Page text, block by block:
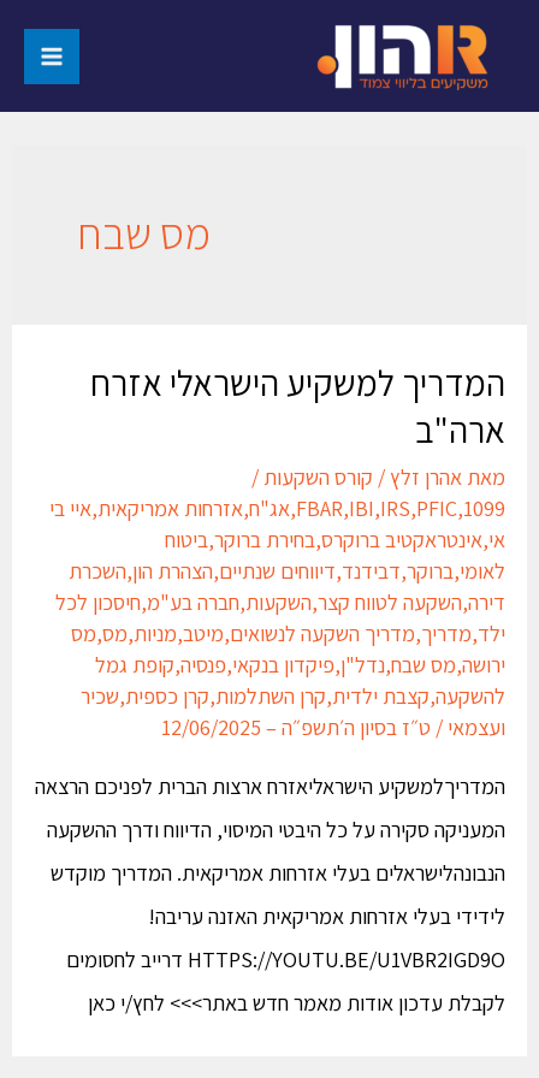
מס שבח
המדריך למשקיע הישראלי אזרח
ארה"ב
מאתאהרן זלץ/קורס השקעות/
1099
,
FBAR,IBI,IRS,PFIC
,אג"ח,אזרחות אמריקאית,איי בי
אי,אינטראקטיב ברוקרס,בחירת ברוקר,ביטוח
לאומי,ברוקר,דבידנד,דיווחים שנתיים,הצהרת הון,השכרת
דירה,השקעה לטווח קצר,השקעות,חברה בע"מ,חיסכון לכל
ילד,מדריך,מדריך השקעה לנשואים,מיטב,מניות,מס,מס
ירושה,מס שבח,נדל"ן,פיקדון בנקאי,פנסיה,קופת גמל
להשקעה,קצבת ילדית,קרן השתלמות,קרן כספית,שכיר
ועצמאי/ט״ז בסיון ה׳תשפ״ה – 12/06/2025
המדריךלמשקיע הישראליאזרח ארצות הברית לפניכם הרצאה
המעניקה סקירה על כל היבטי המיסוי, הדיווח ודרך ההשקעה
הנבונהלישראלים בעלי אזרחות אמריקאית. המדריך מוקדש
לידידי בעלי אזרחות אמריקאית האזנה עריבה!
HTTPS://YOUTU.BE/U1VBR2IGD9O דרייב לחסומים
לקבלת עדכון אודות מאמר חדש באתר>>> לחץ/י כאן